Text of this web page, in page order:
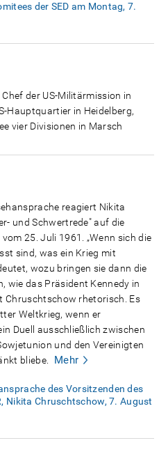
der SED am Montag, 7.
der US-Militärmission in
Hauptquartier in Heidelberg,
vier Divisionen in Marsch
reagiert Nikita
und Schwertrede" auf die
25. Juli 1961. „Wenn sich die
sind, was ein Krieg mit
wozu bringen sie dann die
wie das Präsident Kennedy in
Chruschtschow rhetorisch. Es
Weltkrieg, wenn er
Duell ausschließlich zwischen
und den Vereinigten
bliebe.
Mehr
des Vorsitzenden des
Nikita Chruschtschow, 7. August